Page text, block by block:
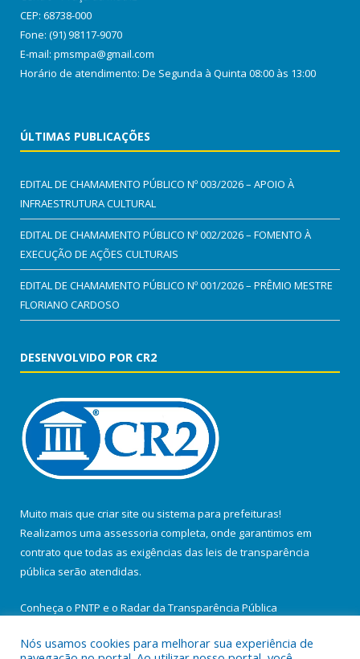
CEP: 68738-000
Fone: (91) 98117-9070
E-mail: pmsmpa@gmail.com
Horário de atendimento: De Segunda à Quinta 08:00 às 13:00
ÚLTIMAS PUBLICAÇÕES
EDITAL DE CHAMAMENTO PÚBLICO Nº 003/2026 – APOIO À
INFRAESTRUTURA CULTURAL
EDITAL DE CHAMAMENTO PÚBLICO Nº 002/2026 – FOMENTO À
EXECUÇÃO DE AÇÕES CULTURAIS
EDITAL DE CHAMAMENTO PÚBLICO Nº 001/2026 – PRÊMIO MESTRE
FLORIANO CARDOSO
DESENVOLVIDO POR CR2
Muito mais que criar site ou sistema para prefeituras!
Realizamos uma assessoria completa, onde garantimos em
contrato que todas as exigências das leis de transparência
pública serão atendidas.
Conheça o PNTP e o Radar da Transparência Pública
Nós usamos cookies para melhorar sua experiência de